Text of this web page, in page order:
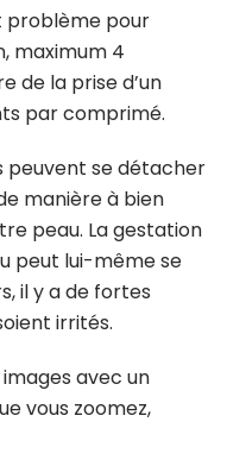
problème pour
maximum 4
de la prise d’un
par comprimé.
peuvent se détacher
manière à bien
peau. La gestation
peut lui-même se
il y a de fortes
irrités.
avec un
vous zoomez,